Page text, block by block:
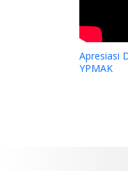
Apresiasi
YPMAK